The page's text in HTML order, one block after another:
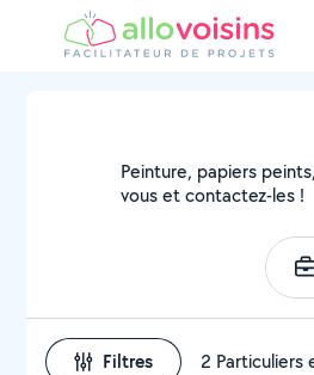
Peinture, papiers
vous et contactez-les !
Filtres 2 Particuliers